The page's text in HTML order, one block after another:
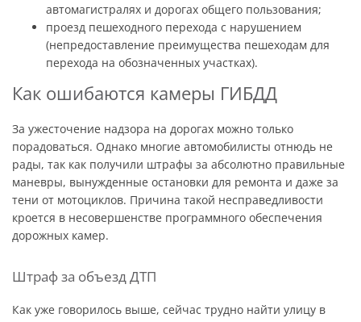
автомагистралях и дорогах общего пользования;
проезд пешеходного перехода с нарушением
(непредоставление преимущества пешеходам для
перехода на обозначенных участках).
Как ошибаются камеры ГИБДД
За ужесточение надзора на дорогах можно только
порадоваться. Однако многие автомобилисты отнюдь не
рады, так как получили штрафы за абсолютно правильные
маневры, вынужденные остановки для ремонта и даже за
тени от мотоциклов. Причина такой несправедливости
кроется в несовершенстве программного обеспечения
дорожных камер.
Штраф за объезд ДТП
Как уже говорилось выше, сейчас трудно найти улицу в